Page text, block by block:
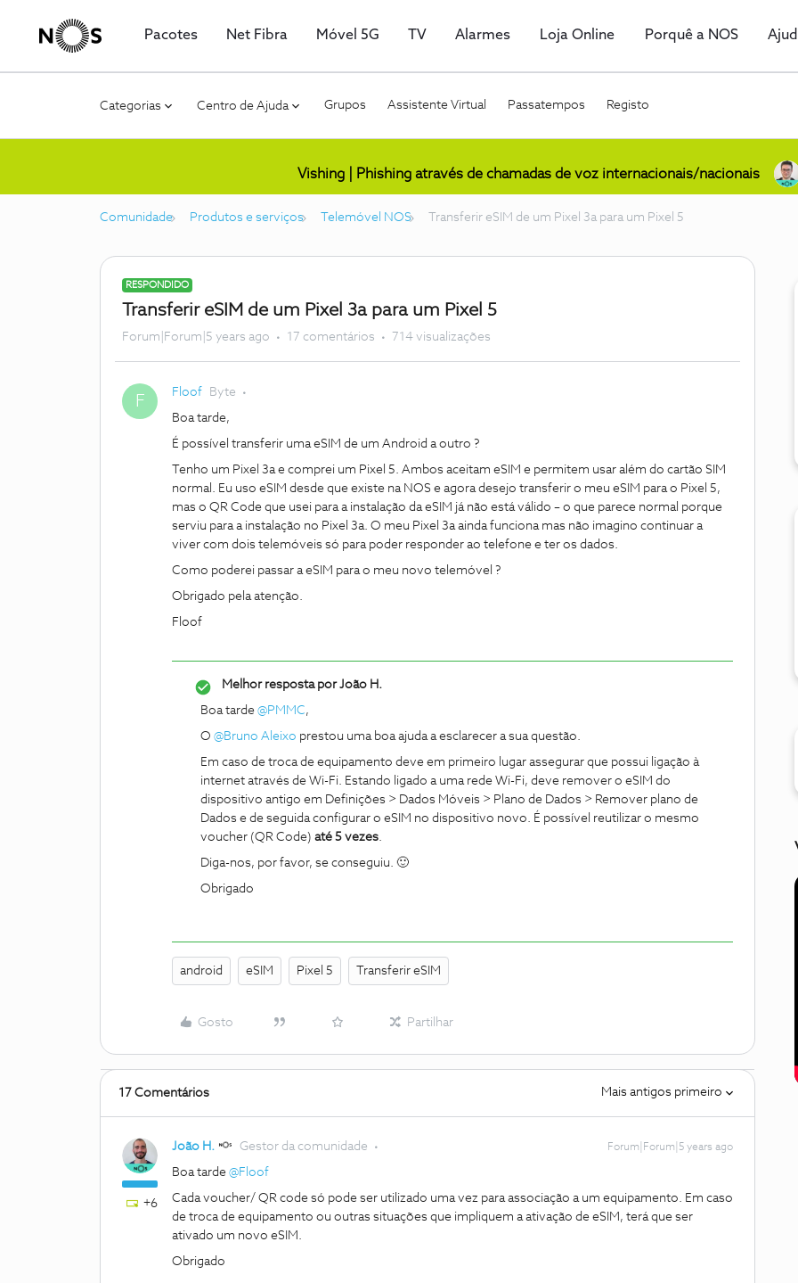
Pacotes Net Fibra Móvel 5G TV Alarmes Loja Online Porquê a NOS
Categorias Centro de Ajuda Grupos Assistente Virtual Passatempos Registo
Vishing | Phishing através de chamadas de voz internacionais/nacionais
Comunidade Produtos e serviços Telemóvel NOS Transferir eSIM de um Pixel 3a para um Pixel 5
RESPONDIDO
Transferir eSIM de um Pixel 3a para um Pixel 5
Forum|Forum|5 years ago 17 comentários 714 visualizações
F Floof Byte
Boa tarde,
É possível transferir uma eSIM de um Android a outro ?
Tenho um Pixel 3a e comprei um Pixel 5. Ambos aceitam eSIM e permitem usar além do cartão SIM
normal. Eu uso eSIM desde que existe na NOS e agora desejo transferir o meu eSIM para o Pixel 5,
mas o QR Code que usei para a instalação da eSIM já não está válido – o que parece normal porque
serviu para a instalação no Pixel 3a. O meu Pixel 3a ainda funciona mas não imagino continuar a
viver com dois telemóveis só para poder responder ao telefone e ter os dados.
Como poderei passar a eSIM para o meu novo telemóvel ?
Obrigado pela atenção.
Floof
Melhor resposta porJoão H.
Boa tarde @PMMC,
O @Bruno Aleixo prestou uma boa ajuda a esclarecer a sua questão.
Em caso de troca de equipamento deve em primeiro lugar assegurar que possui ligação à
internet através de Wi-Fi. Estando ligado a uma rede Wi-Fi, deve remover o eSIM do
dispositivo antigo em Definições > Dados Móveis > Plano de Dados > Remover plano de
Dados e de seguida configurar o eSIM no dispositivo novo. É possível reutilizar o mesmo
voucher (QR Code) até 5 vezes.
Diga-nos, por favor, se conseguiu. 🙂
Obrigado
android eSIM Pixel 5 Transferir eSIM
Gosto Partilhar
17 Comentários Mais antigos primeiro
+6
João H. Gestor da comunidade Forum|Forum|5 years ago
Boa tarde @Floof
Cada voucher/ QR code só pode ser utilizado uma vez para associação a um equipamento. Em caso
de troca de equipamento ou outras situações que impliquem a ativação de eSIM, terá que ser
ativado um novo eSIM.
Obrigado